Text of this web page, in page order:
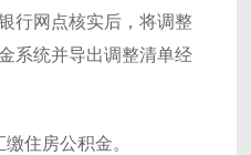
行网点核实后，将调整
系统并导出调整清单经
住房公积金。